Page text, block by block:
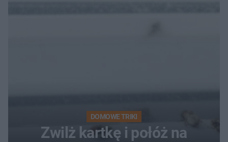
DOMOWE TRIKI
Zwilż kartkę i połóż na